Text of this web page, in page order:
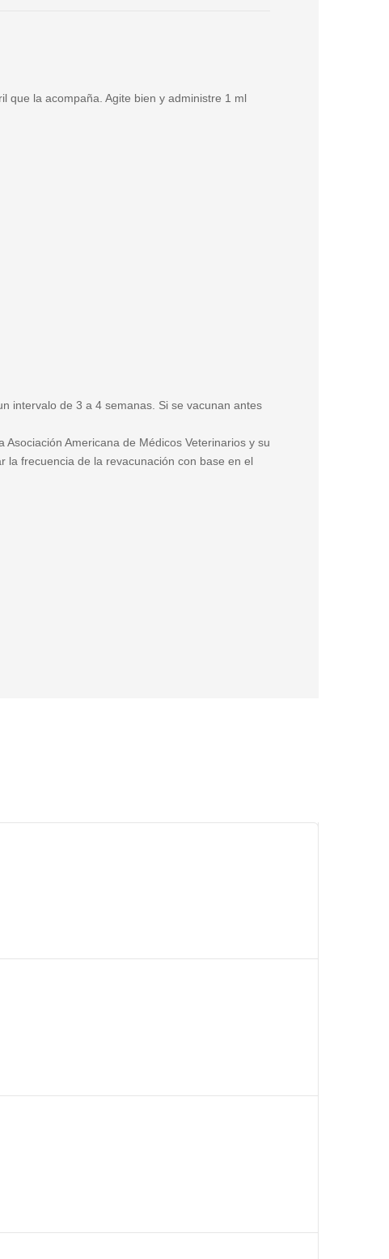
que la acompaña. Agite bien y administre 1 ml
intervalo de 3 a 4 semanas. Si se vacunan antes
Americana de Médicos Veterinarios y su
la frecuencia de la revacunación con base en el